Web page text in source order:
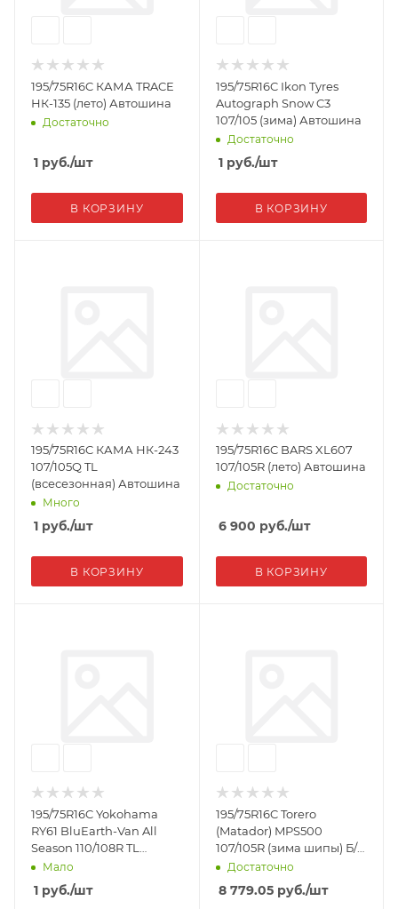
195/75R16C КАМА TRACE
НК-135 (лето) Автошина
Достаточно
1 руб./шт
В КОРЗИНУ
195/75R16C Ikon Tyres
Autograph Snow C3
107/105 (зима) Автошина
Достаточно
1руб./шт
В КОРЗИНУ
195/75R16C КАМА НК-243
107/105Q TL
(всесезонная) Автошина
Много
1 руб./шт
В КОРЗИНУ
195/75R16C BARS XL607
107/105R (лето) Автошина
Достаточно
6 900 руб./шт
В КОРЗИНУ
195/75R16C Yokohama
RY61 BluEarth-Van All
Season 110/108R TL
Автошина
Мало
1 руб./шт
195/75R16C Torero
(Matador) MPS500
107/105R (зима шипы) Б/У
С ГАЗЕЛИ Автошина
Достаточно
8 779.05руб./шт